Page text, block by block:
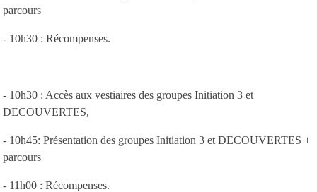
parcours
- 10h30 : Récompenses.
- 10h30 : Accès aux vestiaires des groupes Initiation 3 et
DECOUVERTES,
- 10h45: Présentation des groupes Initiation 3 et DECOUVERTES +
parcours
- 11h00 : Récompenses.